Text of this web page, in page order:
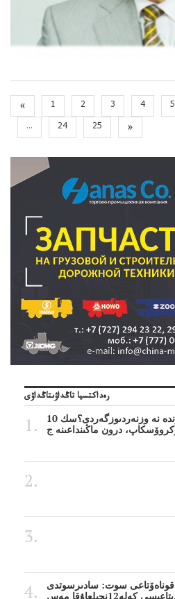
« 1 2 3 4 5
...
24 25 »
رەداكتسيا تاڭداۋىتاڭداۋى
10 كۇندە نە وزنەردىوزگەردى؟سك
قوناەۆتاعى سوت: سادىرسوتدى